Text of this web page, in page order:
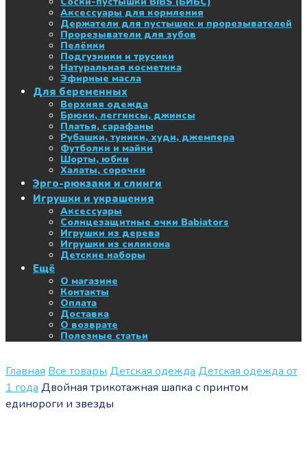
Аксессуары для кормления
Держатели для пустышек и прорезывателей
Прорезыватели для зубов
Пелёнки
Подгузники и трусики
Натуральная косметика
Эфирные масла
Для беременных
Верхняя одежда
Брюки, леггинсы, джинсы
Платья, сарафаны
Рубашки, туники, худи, джемпера
Футболки и майки
Шорты, юбки
Халаты, сорочки
Эрго-рюкзаки и слинги
Игрушки и украшения
Аксессуары
Солнцезащитные очки Babiators
Игрушки из дерева
Игрушки из силикона
Детские наборы
Ещё
О магазине
Контакты
Оплата
Доставка
О возврате
Полезные статьи
Главная Все товары Детская одежда Детская одежда от
1 года Двойная трикотажная шапка с принтом
единороги и звезды